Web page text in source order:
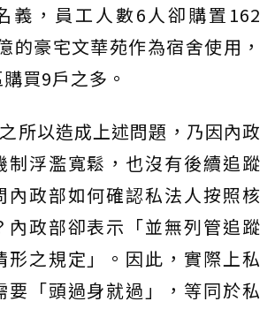
義，員工人數6人卻購置162
的豪宅文華苑作為宿舍使用，
買9戶之多。
所以造成上述問題，乃因內政
制浮濫寬鬆，也沒有後續追蹤
內政部如何確認私法人按照核
內政部卻表示「並無列管追蹤
形之規定」。因此，實際上私
要「頭過身就過」，等同於私